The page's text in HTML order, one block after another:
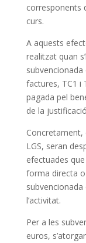
corresponents
curs.
A aquests
realitzat quan
factures, TC1 i
pagada pel
de la
Concretament,
LGS, seran
efectuades
forma directa o
subvencionada
l’activitat.
Per a les
euros,